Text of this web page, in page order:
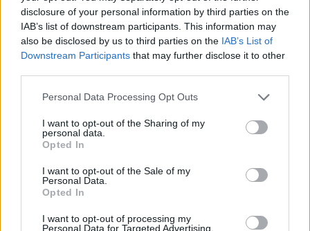
disclosure of your personal information by third parties on the
IAB’s list of downstream participants. This information may
also be disclosed by us to third parties on the IAB’s List of
Downstream Participants that may further disclose it to other
Personal Data Processing Opt Outs
I want to opt-out of the Sharing of my
personal data.
Opted In
I want to opt-out of the Sale of my
Personal Data.
Opted In
I want to opt-out of processing my
Personal Data for Targeted Advertising.
ARTIGOS RECENTES
Cultura digital pode “comprometer” a criatividade antes
de “provocar” mudanças genéticas, diz neurocientista
“Millennium Estoril Open 2026” regressou ao circuito ATP
com vitória do francês Luca Van Assche
Castelo Branco: “Bienal Internacional de Artes e Ofícios”
“motores de desenvolvimento económico e cultural” do
município português
Covilhã: Especialista aponta investimento estrangeiro e